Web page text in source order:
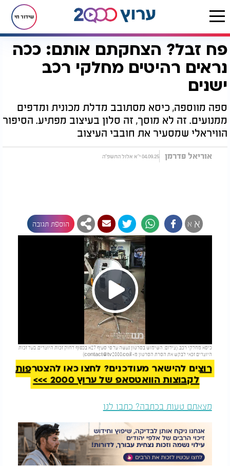
שידור חי
דף הבית רץ בוואטסאפ פח זבל? הצחקתם אותם: ככה נראים רהיטים מחלקי רכב ישנים
פח זבל? הצחקתם אותם: ככה
נראים רהיטים מחלקי רכב
ישנים
ספה מווספה, כיסא מסתובב מדלת מכונית ומדפים
ממנועים. זה לא מוסך, זה סלון בעיצוב מפתיע. הסיפור
הוויראלי שמסעיר את חובבי העיצוב
אוריאל פדרמן 04.09.25 י"א אלול התשפ"ה
א א הוספת תגובה
Play
Video
כיסא מחלקי רכב. (צילום: השימוש בסרטון נעשה על פי סעיף 27א בכפוף לחוק זכות היוצרים. בעל זכות
היוצרים זכאי לבקש את הסרת הסרטון מ- contact@tv2000.co.il
)
להמשך קריאה
רוצים להישאר מעודכנים? לחצו כאן להצטרפות
לקבוצות הוואטסאפ של ערוץ 2000 >>>
מצאתם טעות בכתבה? כתבו לנו